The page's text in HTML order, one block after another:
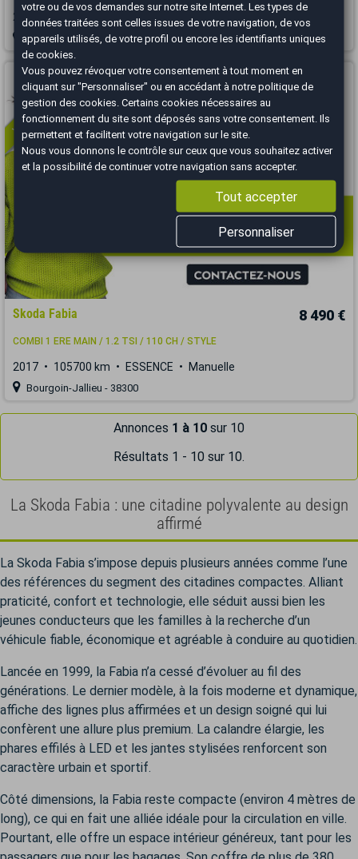
2015 105454 km ESSENCE Manuelle
Bourgoin-Jallieu - 38300
Vous arrivez trop tard
Skoda Fabia 8 490 €
COMBI 1 ERE MAIN / 1.2 TSI / 110 CH / STYLE
2017 105700 km ESSENCE Manuelle
Bourgoin-Jallieu - 38300
Annonces 1 à 10 sur 10
Résultats 1 - 10 sur 10.
La Skoda Fabia : une citadine polyvalente au design
affirmé
La Skoda Fabia s’impose depuis plusieurs années comme l’une
des références du segment des citadines compactes. Alliant
praticité, confort et technologie, elle séduit aussi bien les
jeunes conducteurs que les familles à la recherche d’un
véhicule fiable, économique et agréable à conduire au quotidien.
Lancée en 1999, la Fabia n’a cessé d’évoluer au fil des
générations. Le dernier modèle, à la fois moderne et dynamique,
affiche des lignes plus affirmées et un design soigné qui lui
confèrent une allure plus premium. La calandre élargie, les
phares effilés à LED et les jantes stylisées renforcent son
caractère urbain et sportif.
Côté dimensions, la Fabia reste compacte (environ 4 mètres de
long), ce qui en fait une alliée idéale pour la circulation en ville.
Pourtant, elle offre un espace intérieur généreux, tant pour les
votre ou de vos demandes sur notre site Internet. Les types de
données traitées sont celles issues de votre navigation, de vos
appareils utilisés, de votre profil ou encore les identifiants uniques
de cookies.
Vous pouvez révoquer votre consentement à tout moment en
cliquant sur "Personnaliser" ou en accédant à notrepolitique de
gestion des cookies . Certains cookies nécessaires au
fonctionnement du site sont déposés sans votre consentement. Ils
permettent et facilitent votre navigation sur le site.
Nous vous donnons le contrôle sur ceux que vous souhaitez activer
et la possibilité de continuer votre navigation sans accepter.
Tout accepter
Personnaliser